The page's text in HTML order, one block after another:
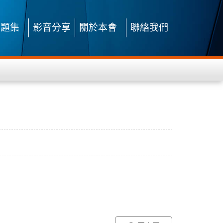
集 影音分享 關於本會 聯絡我們